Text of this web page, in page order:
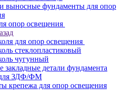
выносные фундаменты для опор
опор освещения
для опор освещения
стеклопластиковый
чугунный
закладные детали фундамента
ЗДФ/ФМ
крепежа для опор освещения